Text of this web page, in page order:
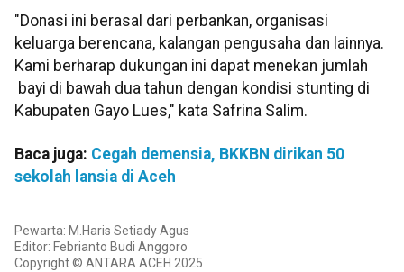
"Donasi ini berasal dari perbankan, organisasi
keluarga berencana, kalangan pengusaha dan lainnya.
Kami berharap dukungan ini dapat menekan jumlah
bayi di bawah dua tahun dengan kondisi stunting di
Kabupaten Gayo Lues," kata Safrina Salim.
Baca juga: Cegah demensia, BKKBN dirikan 50
sekolah lansia di Aceh
Pewarta: M.Haris Setiady Agus
Editor: Febrianto Budi Anggoro
Copyright © ANTARA ACEH 2025